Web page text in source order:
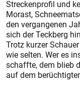
Streckenprofil und
Morast,
den vergangenen
sich der Teckberg
Trotz kurzer
wie selten. Wer es
schaffte, dem blieb
auf dem